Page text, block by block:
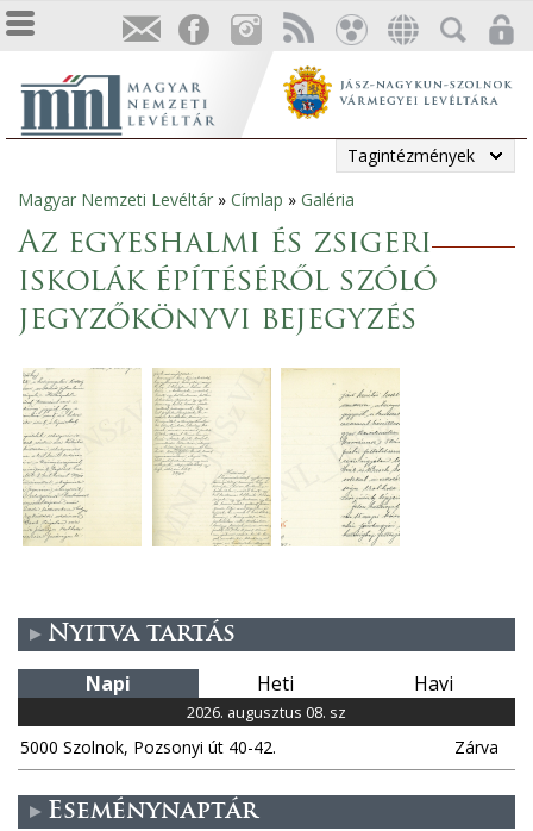
Tagintézmények
Jelenlegi
hely
Magyar Nemzeti Levéltár » Címlap » Galéria
Az egyeshalmi és zsigeri
iskolák építéséről szóló
jegyzőkönyvi bejegyzés
Nyitva tartás
Napi Heti Havi
2026. augusztus 08. sz
5000 Szolnok, Pozsonyi út 40-42. Zárva
Eseménynaptár